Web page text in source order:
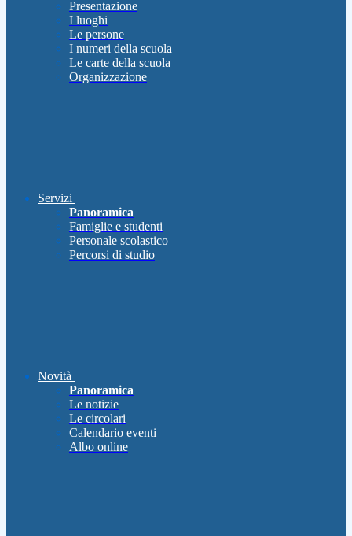
Presentazione
I luoghi
Le persone
I numeri della scuola
Le carte della scuola
Organizzazione
Servizi
Panoramica
Famiglie e studenti
Personale scolastico
Percorsi di studio
Novità
Panoramica
Le notizie
Le circolari
Calendario eventi
Albo online